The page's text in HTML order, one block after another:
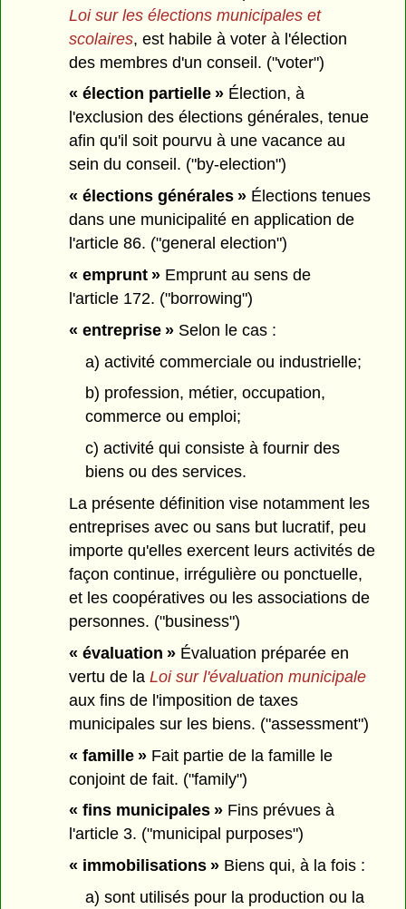
Loi sur les élections municipales et
scolaires, est habile à voter à l'élection
des membres d'un conseil. ("voter")
« élection partielle » Élection, à
l'exclusion des élections générales, tenue
afin qu'il soit pourvu à une vacance au
sein du conseil. ("by-election")
« élections générales » Élections tenues
dans une municipalité en application de
l'article 86. ("general election")
« emprunt » Emprunt au sens de
l'article 172. ("borrowing")
« entreprise » Selon le cas :
a) activité commerciale ou industrielle;
b) profession, métier, occupation,
commerce ou emploi;
c) activité qui consiste à fournir des
biens ou des services.
La présente définition vise notamment les
entreprises avec ou sans but lucratif, peu
importe qu'elles exercent leurs activités de
façon continue, irrégulière ou ponctuelle,
et les coopératives ou les associations de
personnes. ("business")
« évaluation » Évaluation préparée en
vertu de laLoi sur l'évaluation municipale
aux fins de l'imposition de taxes
municipales sur les biens. ("assessment")
« famille » Fait partie de la famille le
conjoint de fait. ("family")
« fins municipales » Fins prévues à
l'article 3. ("municipal purposes")
« immobilisations » Biens qui, à la fois :
a) sont utilisés pour la production ou la